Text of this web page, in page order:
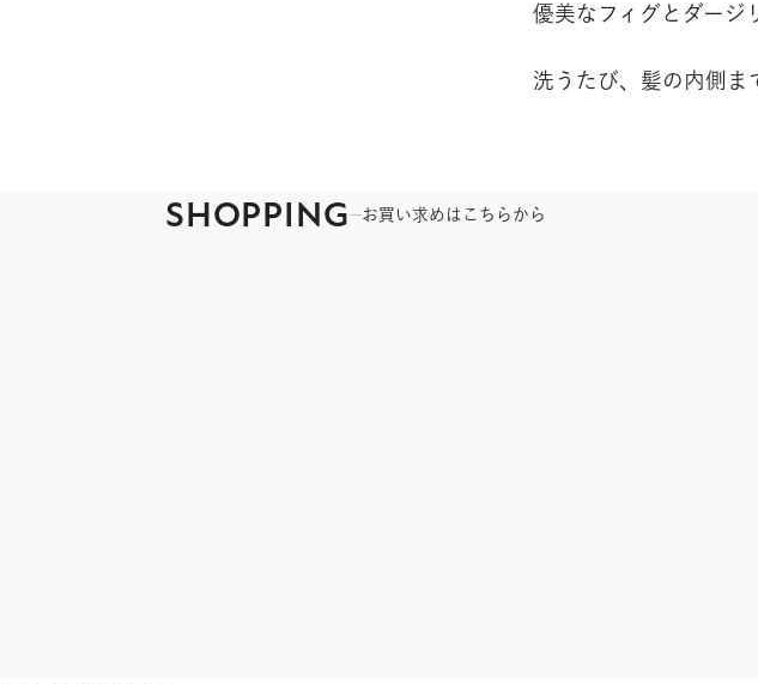
優美なフィグとダージ
洗うたび、髪の内側ま
SHOPPING お買い求めはこちらから